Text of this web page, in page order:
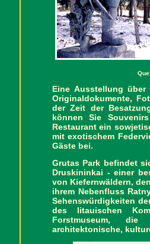
Eine Ausstellung über
Originaldokumente,
der Zeit der
können Sie
Restaurant ein
mit exotischem
Gäste bei.
Grutas Park befindet
Druskininkai - einer
von Kiefernwäldern,
ihrem Nebenfluss
Sehenswürdigkeiten
des litauischen
Forstmuseum, die
architektonische,